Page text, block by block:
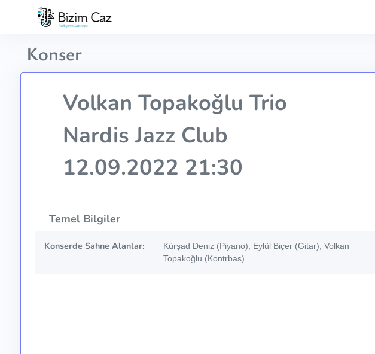
Konser
Volkan Topakoğlu Trio
Nardis Jazz Club
12.09.2022 21:30
Temel Bilgiler
Konserde Sahne Alanlar:
Kürşad Deniz (Piyano), Eylül Biçer (Gitar), Volkan
Topakoğlu (Kontrbas)